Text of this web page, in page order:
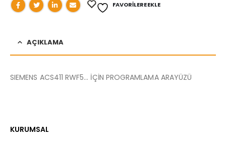
FAVORILERE EKLE
AÇIKLAMA
SIEMENS ACS411 RWF5… İÇİN PROGRAMLAMA ARAYÜZÜ
KURUMSAL